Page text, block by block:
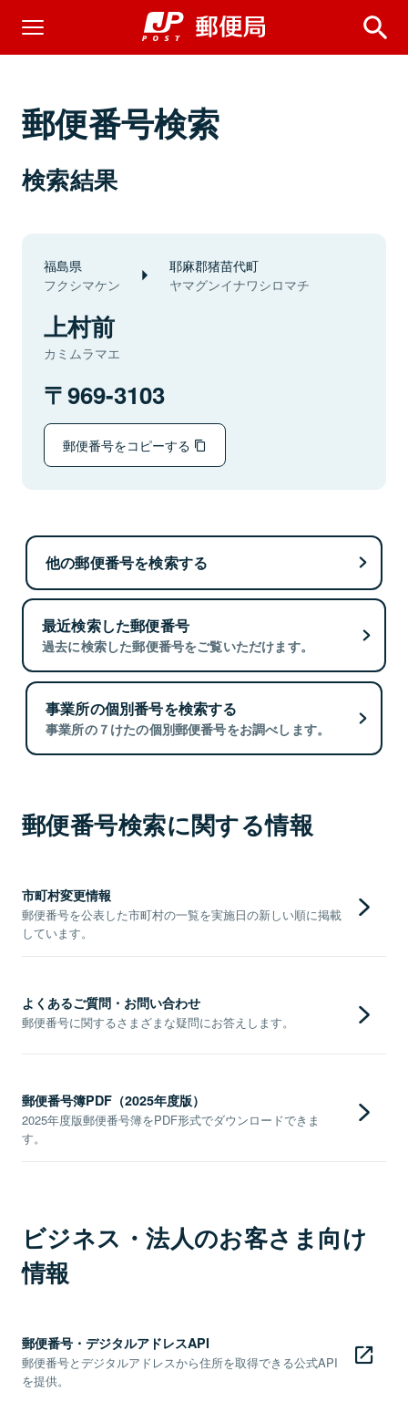
郵便番号検索
検索結果
福島県
フクシマケン
耶麻郡猪苗代町
ヤマグンイナワシロマチ
上村前
カミムラマエ
969-3103
郵便番号をコピーする
他の郵便番号を検索する
最近検索した郵便番号
過去に検索した郵便番号をご覧いただけます。
事業所の個別番号を検索する
事業所の７けたの個別郵便番号をお調べします。
郵便番号検索に関する情報
市町村変更情報
郵便番号を公表した市町村の一覧を実施日の新しい順に掲載
しています。
よくあるご質問・お問い合わせ
郵便番号に関するさまざまな疑問にお答えします。
郵便番号簿PDF（2025年度版）
2025年度版郵便番号簿をPDF形式でダウンロードできま
す。
ビジネス・法人のお客さま向け
情報
郵便番号・デジタルアドレスAPI
郵便番号とデジタルアドレスから住所を取得できる公式API
を提供。